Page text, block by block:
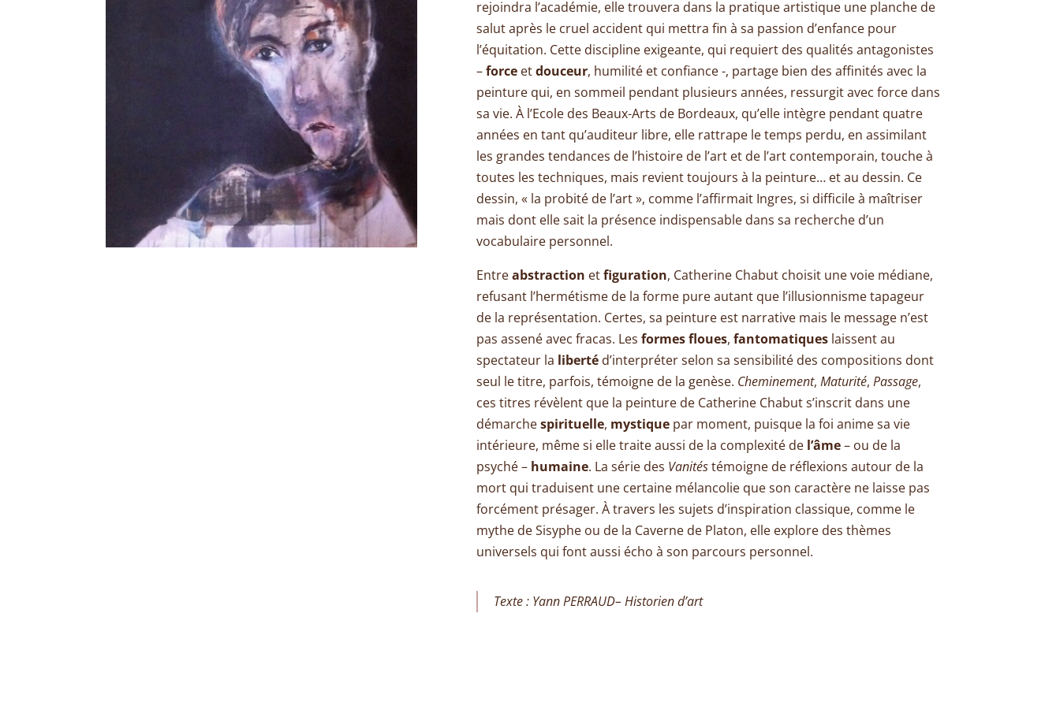
rejoindra l’académie, elle trouvera dans la pratique artistique une planche de
salut après le cruel accident qui mettra fin à sa passion d’enfance pour
l’équitation. Cette discipline exigeante, qui requiert des qualités antagonistes
–forceetdouceur, humilité et confiance -, partage bien des affinités avec la
peinture qui, en sommeil pendant plusieurs années, ressurgit avec force dans
sa vie. À l’Ecole des Beaux-Arts de Bordeaux, qu’elle intègre pendant quatre
années en tant qu’auditeur libre, elle rattrape le temps perdu, en assimilant
les grandes tendances de l’histoire de l’art et de l’art contemporain, touche à
toutes les techniques, mais revient toujours à la peinture… et au dessin. Ce
dessin, « la probité de l’art », comme l’affirmait Ingres, si difficile à maîtriser
mais dont elle sait la présence indispensable dans sa recherche d’un
vocabulaire personnel.
Entreabstraction etfiguration, Catherine Chabut choisit une voie médiane,
refusant l’hermétisme de la forme pure autant que l’illusionnisme tapageur
de la représentation. Certes, sa peinture est narrative mais le message n’est
pas assené avec fracas. Les formesfloues, fantomatiqueslaissent au
spectateur la libertéd’interpréter selon sa sensibilité des compositions dont
seul le titre, parfois, témoigne de la genèse. Cheminement, Maturité, Passage,
ces titres révèlent que la peinture de Catherine Chabut s’inscrit dans une
démarchespirituelle, mystiquepar moment, puisque la foi anime sa vie
intérieure, même si elle traite aussi de la complexité de l’âme– ou de la
psyché – humaine. La série des Vanitéstémoigne de réflexions autour de la
mort qui traduisent une certaine mélancolie que son caractère ne laisse pas
forcément présager. À travers les sujets d’inspiration classique, comme le
mythe de Sisyphe ou de la Caverne de Platon, elle explore des thèmes
universels qui font aussi écho à son parcours personnel.
Texte : Yann PERRAUD– Historien d’art